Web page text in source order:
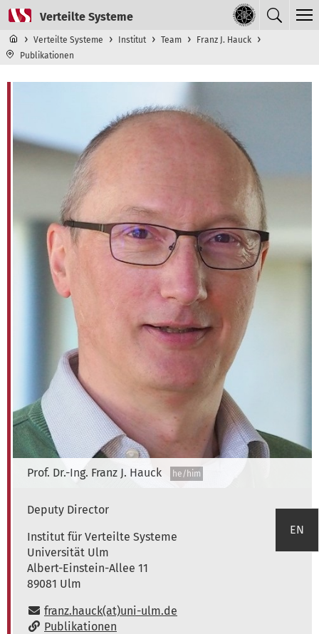
Direkt zum Inhalt
Navigationsmenü der obersten Ebene
EN
Verteilte Systeme Institut Team
Franz J. Hauck
Publikationen
Prof. Dr.-Ing. Franz J. Hauck
Prof. Dr.-Ing. Franz J. Hauck he/him
Deputy Director
Institute of Distributed Systems
Institut für Verteilte Systeme
Universität Ulm
Albert-Einstein-Allee 11
89081 Ulm
E-Mail:
franz.hauck(at)uni-ulm.de
www:
Publikationen